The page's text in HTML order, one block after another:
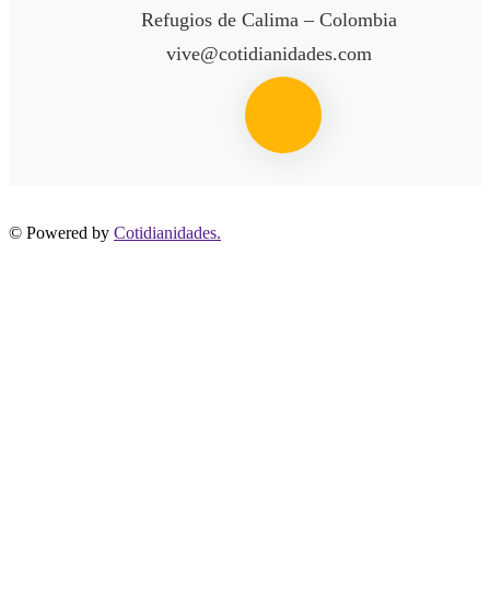
Refugios de Calima – Colombia
vive@cotidianidades.com
© Powered by Cotidianidades.